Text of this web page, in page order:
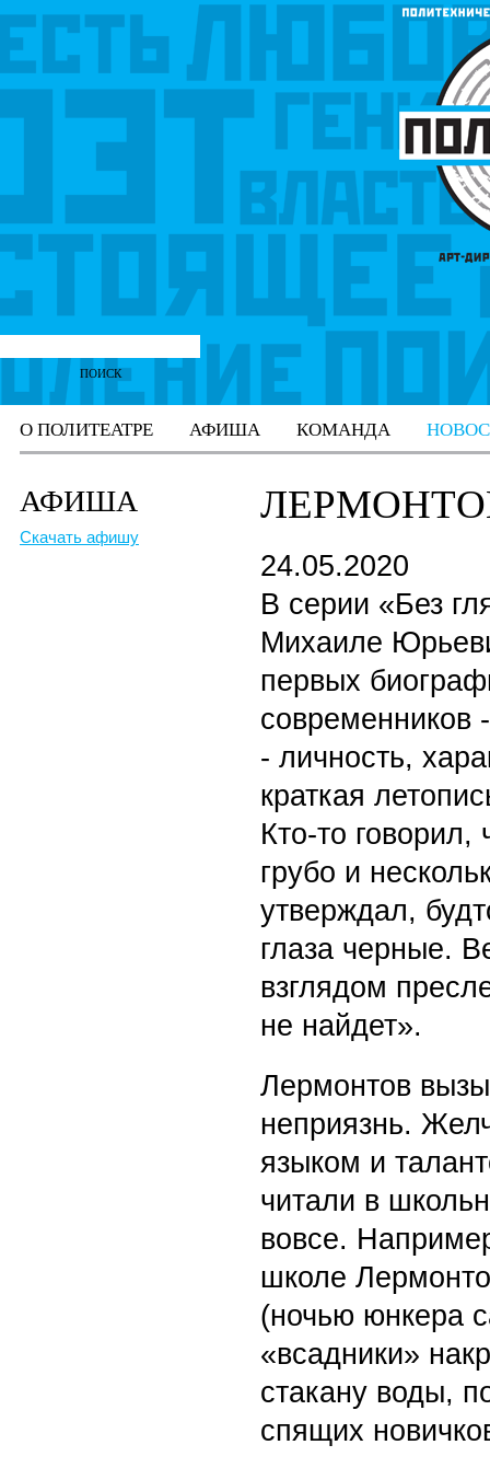
О ПОЛИТЕАТРЕ АФИША КОМАНДА
АФИША
Скачать афишу
24.05.2020
В серии «Без
Михаиле
первых
современников
- личность,
краткая
Кто-то
грубо и
утверждал,
глаза черные.
взглядом
не найдет».
Лермонтов
неприязнь.
языком и
читали в
вовсе.
школе
(ночью юнкера
«всадники»
стакану воды,
спящих